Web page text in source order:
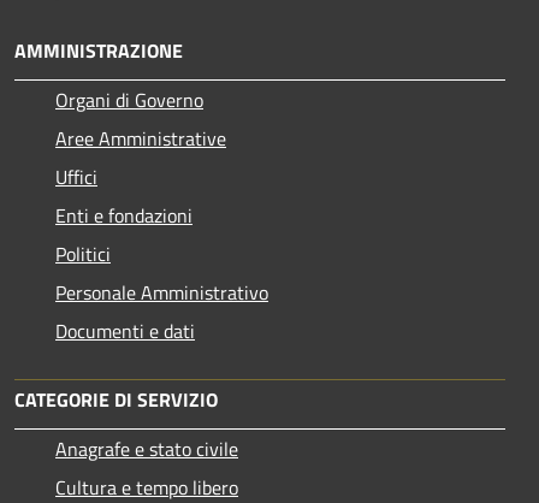
AMMINISTRAZIONE
Organi di Governo
Aree Amministrative
Uffici
Enti e fondazioni
Politici
Personale Amministrativo
Documenti e dati
CATEGORIE DI SERVIZIO
Anagrafe e stato civile
Cultura e tempo libero